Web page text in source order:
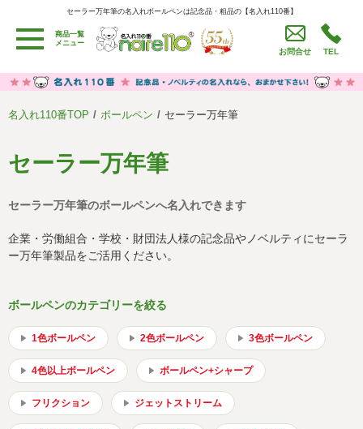
セーラー万年筆の名入れボールペンは記念品・粗品の【名入れ110番】
セーラー万年筆の名入れボールペンは記念品・粗品の【名入れ110番】
商品一覧
メニュー
お問合せ TEL
用途別カテゴリ
卒園・卒業記念品
労働組合・設立記念・周年記念
うちわ・扇子・ファン
イベント・パーティーグッズ
値段別
ご利用ガイド 名入れについて
社会貢献活動
よくある質問 採用情報
会社概要 サイトマップ
名入れ110番TOP ボールペン セーラー万年筆
セーラー万年筆
セーラー万年筆のボールペンへ名入れできます
企業・労働組合・学校・財団法人様の記念品やノベルティにセーラ
ー万年筆製品をご活用ください。
ボールペンのカテゴリーを絞る
1色ボールペン 2色ボールペン 3色ボールペン
4色以上ボールペン ボールペン+シャープ
フリクション ジェットストリーム